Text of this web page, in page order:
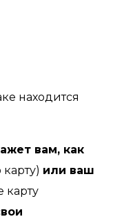
находится
вам, как
или ваш
карту